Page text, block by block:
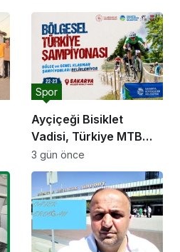
Ayçiçeği Bisiklet
Vadisi, Türkiye MTB
Şampiyonası’na ev
sahipliği yapacak
Spor
3 gün önce